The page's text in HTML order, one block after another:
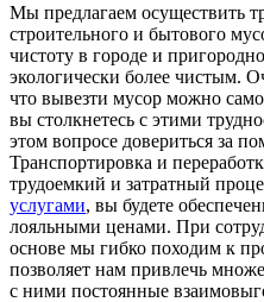
Мы предлагаем осуществить
строительного и бытового
чистоту в городе и
экологически более чистым.
что вывезти мусор можно
вы столкнетесь с этими
этом вопросе довериться за
Транспортировка и
трудоемкий и затратный
услугами, вы будете
лояльными ценами. При
основе мы гибко походим к
позволяет нам привлечь
с ними постоянные